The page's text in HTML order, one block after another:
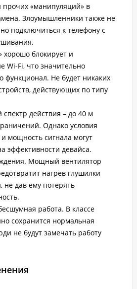
«манипуляций» в
Злоумышленники также не
подключиться к телефону с
хорошо блокирует и
Wi-Fi, что значительно
функционал. Не будет никаких
действующих по типу
спектр действия – до 40 м
Однако условия
мощность сигнала могут
эффективности девайса.
Мощный вентилятор
нагрев глушилки
не дав ему потерять
работа. В классе
сохранится нормальная
не будут замечать работу